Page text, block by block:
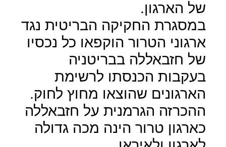
של הארגון.
במסגרת החקיקה הבריטית נגד
ארגוני הטרור הוקפאו כל נכסיו
של חזבאללה בבריטניה
בעקבות הכנסתו לרשימת
הארגונים שהוצאו מחוץ לחוק.
ההכרזה הגרמנית על חזבאללה
כארגון טרור הינה מכה גדולה